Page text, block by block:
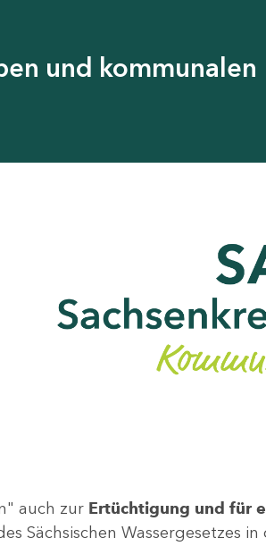
und kommunalen
auch zur Ertüchtigung und für
Sächsischen Wassergesetzes in